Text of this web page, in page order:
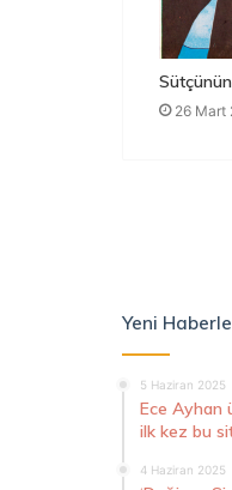
26 Mart
Yeni
5 Haziran 2025
Ece Ayhan
ilk kez bu
4 Haziran 2025